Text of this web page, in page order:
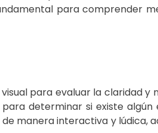
para comprender
para evaluar la claridad y
determinar si existe
manera interactiva y lúdica,